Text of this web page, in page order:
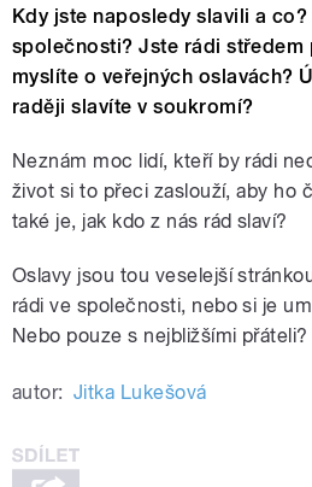
Kdy jste naposledy slavili a
společnosti? Jste rádi středem
myslíte o veřejných oslavách?
raději slavíte v soukromí?
Neznám moc lidí, kteří by rádi
život si to přeci zaslouží, aby ho
také je, jak kdo z nás rád slaví?
Oslavy jsou tou veselejší
rádi ve společnosti, nebo si je
Nebo pouze s nejbližšími přáteli?
autor: Jitka Lukešová